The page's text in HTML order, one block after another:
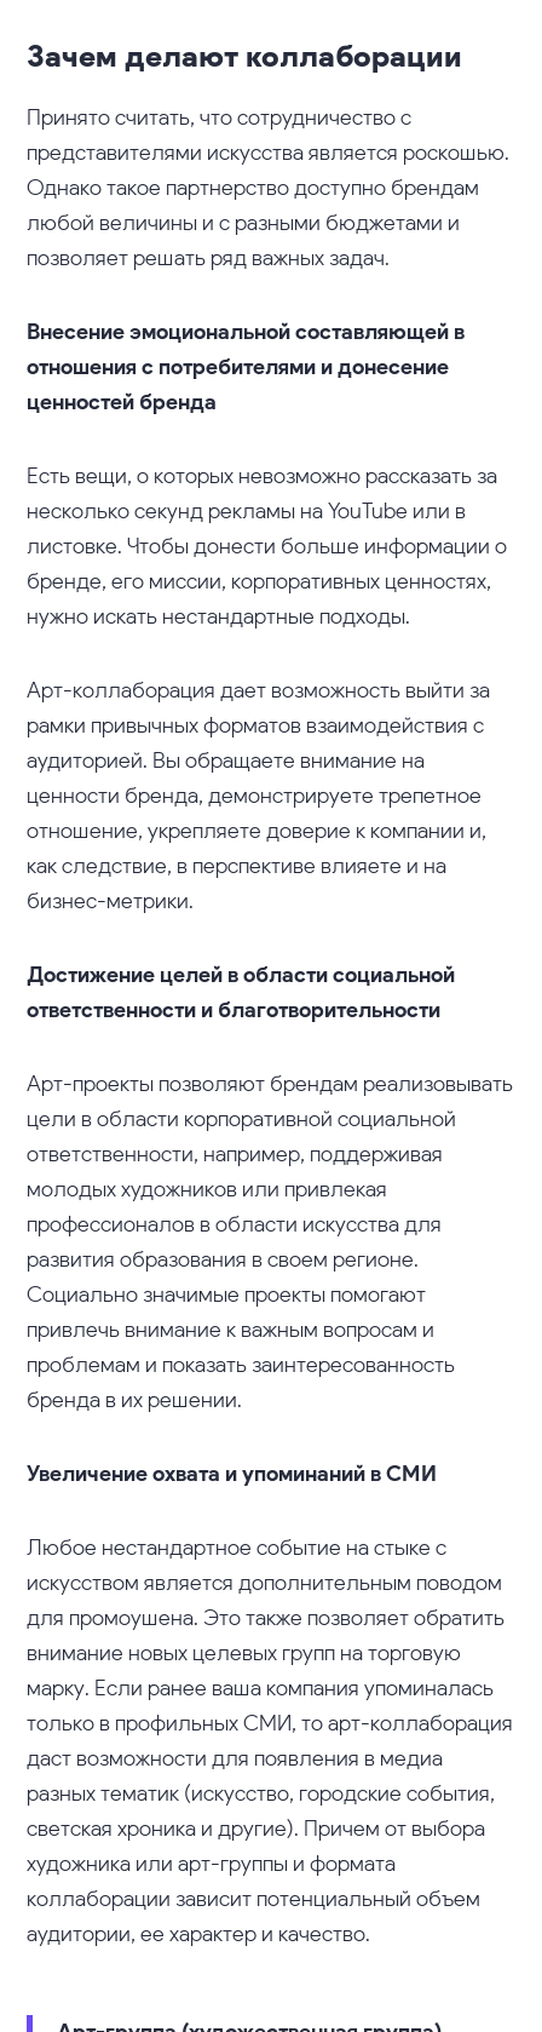
Зачем делают коллаборации
Принято считать, что сотрудничество с
представителями искусства является роскошью.
Однако такое партнерство доступно брендам
любой величины и с разными бюджетами и
позволяет решать ряд важных задач.
Внесение эмоциональной составляющей в
отношения с потребителями и донесение
ценностей бренда
Есть вещи, о которых невозможно рассказать за
несколько секунд рекламы на YouTube или в
листовке. Чтобы донести больше информации о
бренде, его миссии, корпоративных ценностях,
нужно искать нестандартные подходы.
Арт-коллаборация дает возможность выйти за
рамки привычных форматов взаимодействия с
аудиторией. Вы обращаете внимание на
ценности бренда, демонстрируете трепетное
отношение, укрепляете доверие к компании и,
как следствие, в перспективе влияете и на
бизнес-метрики.
Достижение целей в области социальной
ответственности и благотворительности
Арт-проекты позволяют брендам реализовывать
цели в области корпоративной социальной
ответственности, например, поддерживая
молодых художников или привлекая
профессионалов в области искусства для
развития образования в своем регионе.
Социально значимые проекты помогают
привлечь внимание к важным вопросам и
проблемам и показать заинтересованность
бренда в их решении.
Увеличение охвата и упоминаний в СМИ
Любое нестандартное событие на стыке с
искусством является дополнительным поводом
для промоушена. Это также позволяет обратить
внимание новых целевых групп на торговую
марку. Если ранее ваша компания упоминалась
только в профильных СМИ, то арт-коллаборация
даст возможности для появления в медиа
разных тематик (искусство, городские события,
светская хроника и другие). Причем от выбора
художника или арт-группы и формата
коллаборации зависит потенциальный объем
аудитории, ее характер и качество.